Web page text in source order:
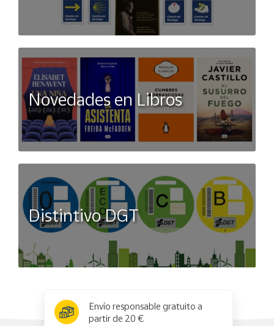
Novedades en Libros
Distintivo DGT
Envío responsable gratuito a
partir de 20 €